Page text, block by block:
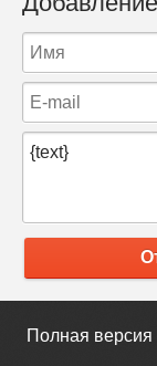
Полная версия